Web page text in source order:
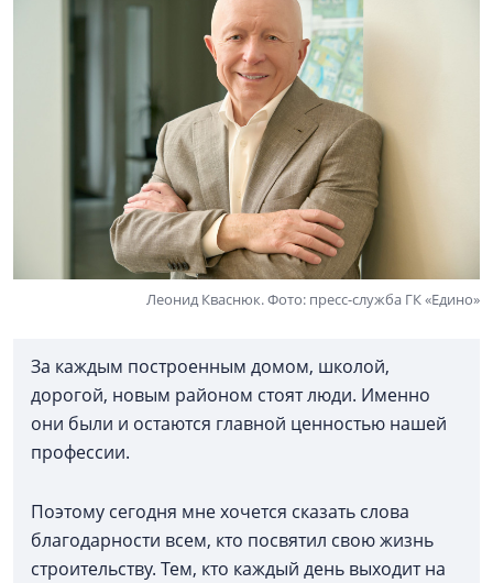
Леонид Кваснюк. Фото: пресс-служба ГК «Едино»
За каждым построенным домом, школой,
дорогой, новым районом стоят люди. Именно
они были и остаются главной ценностью нашей
профессии.
Поэтому сегодня мне хочется сказать слова
благодарности всем, кто посвятил свою жизнь
строительству. Тем, кто каждый день выходит на